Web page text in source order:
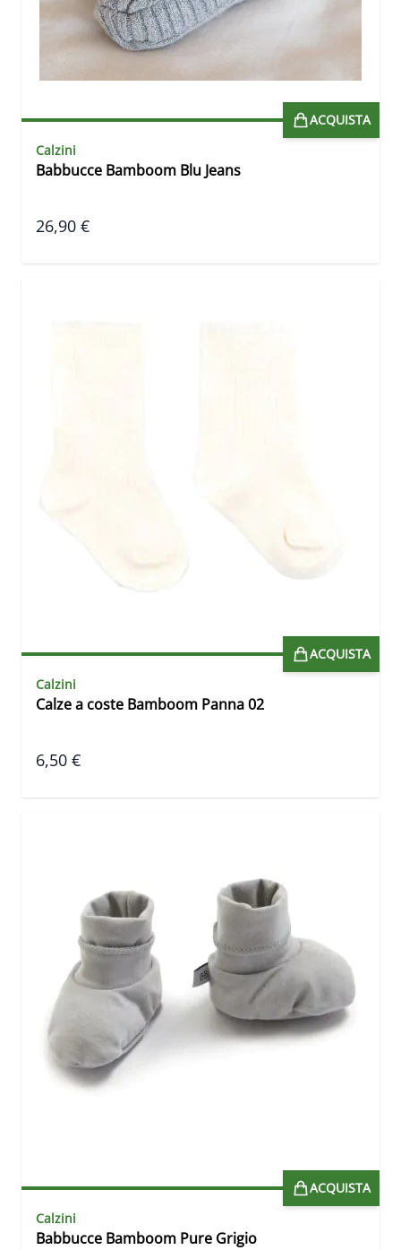
ACQUISTA
Calzini
Babbucce Bamboom Blu Jeans
26,90 €
ACQUISTA
Calzini
Calze a coste Bamboom Panna 02
6,50 €
ACQUISTA
Calzini
Babbucce Bamboom Pure Grigio